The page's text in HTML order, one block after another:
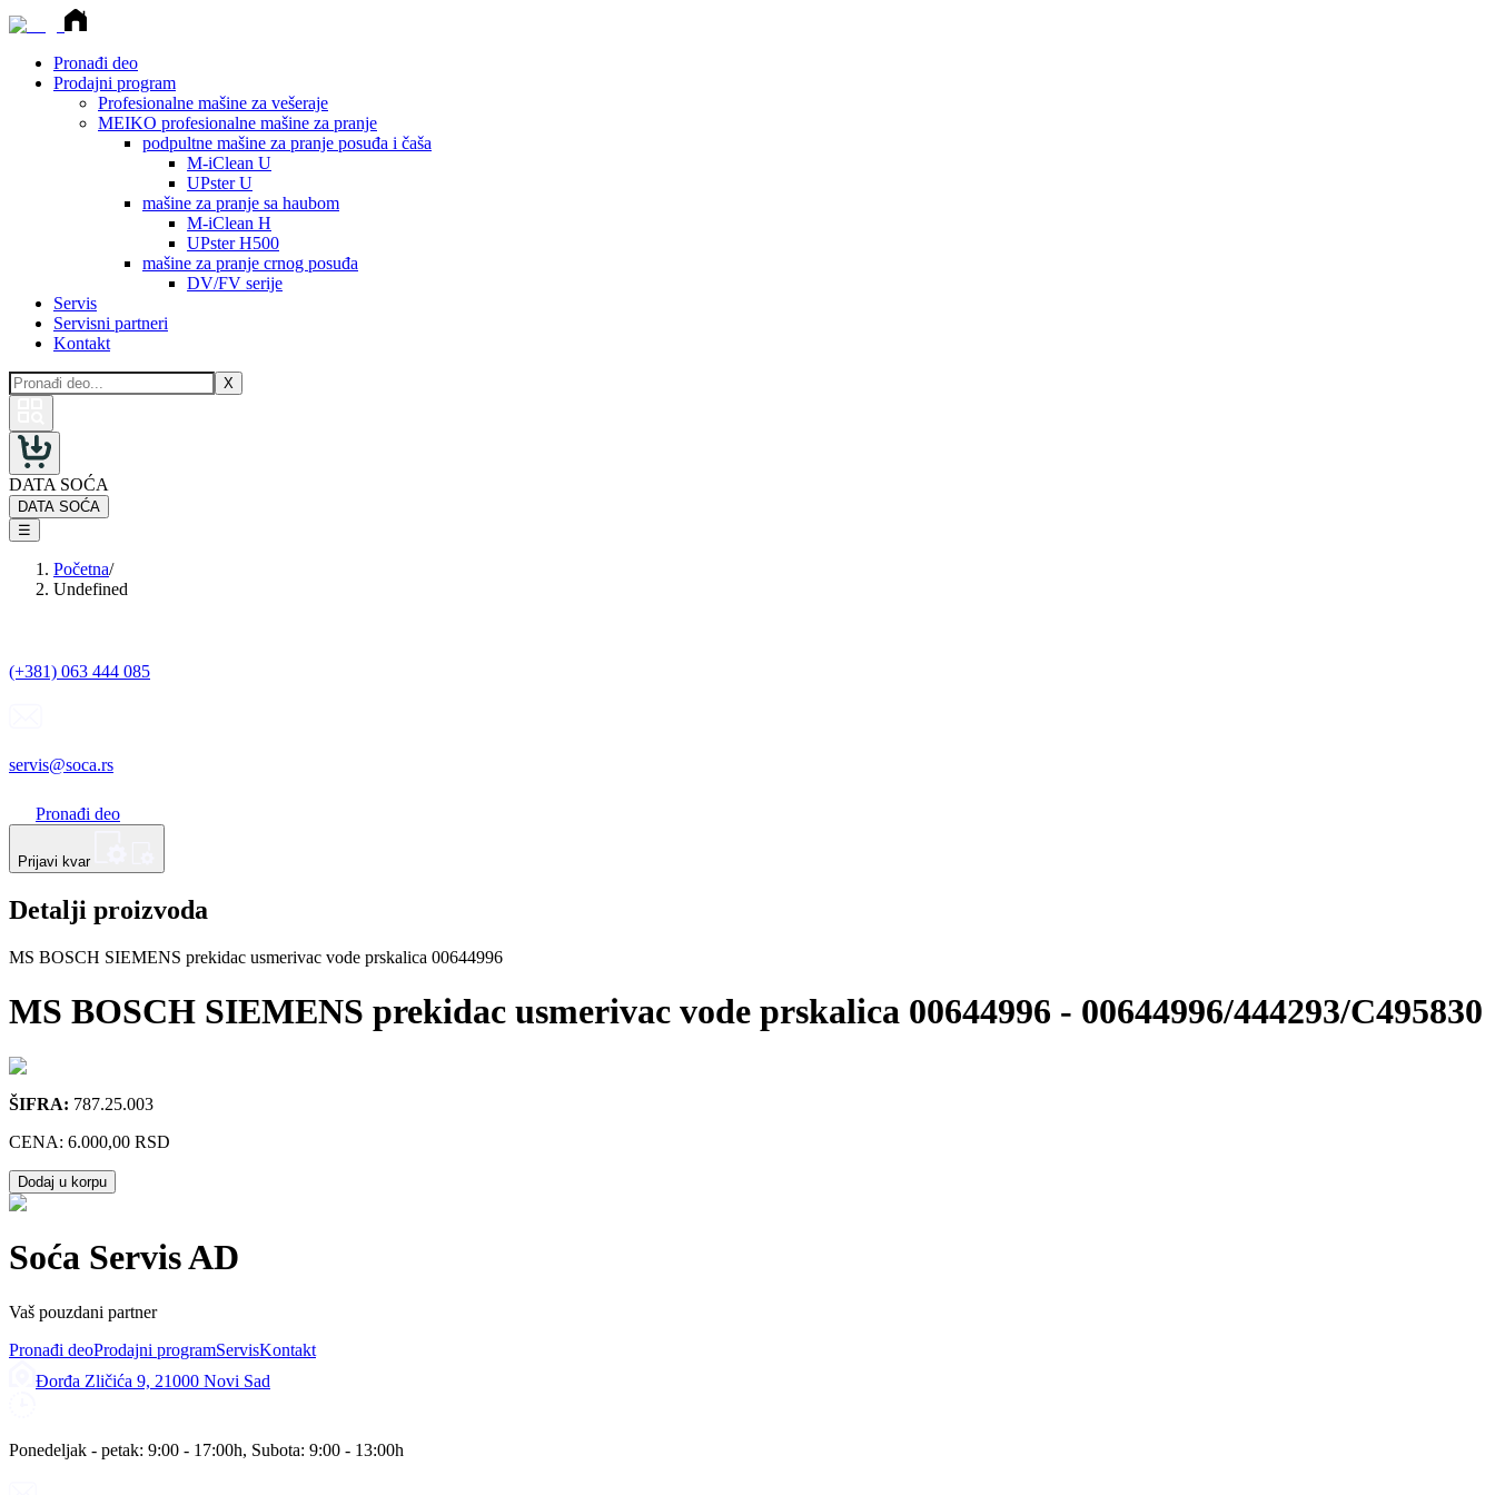
Pronađi deo
Prodajni program
Profesionalne mašine za vešeraje
MEIKO profesionalne mašine za pranje
podpultne mašine za pranje posuđa i čaša
M-iClean U
UPster U
mašine za pranje sa haubom
M-iClean H
UPster H500
mašine za pranje crnog posuđa
DV/FV serije
Servis
Servisni partneri
Kontakt
X
DATA SOĆA
DATA SOĆA
☰
Početna/
Undefined
(+381) 063 444 085
servis@soca.rs
Pronađi deo
Prijavi kvar
Detalji proizvoda
MS BOSCH SIEMENS prekidac usmerivac vode prskalica 00644996
MS BOSCH SIEMENS prekidac usmerivac vode prskalica 00644996 - 00644996/444293/C495830
ŠIFRA: 787.25.003
CENA: 6.000,00 RSD
Dodaj u korpu
Soća Servis AD
Vaš pouzdani partner
Pronađi deoProdajni programServisKontakt
Đorđa Zličića 9, 21000 Novi Sad
Ponedeljak - petak: 9:00 - 17:00h, Subota: 9:00 - 13:00h